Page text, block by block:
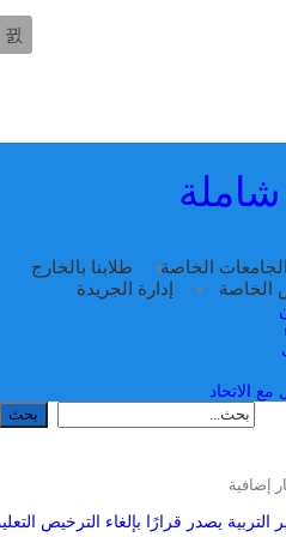
شاملة
الجامعات الخاصة
طلابنا بالخارج
الخاصة
مع الاتحاد
إدارة الجريدة
إضافية
التربية يصدر قرارًا بإلغاء الترخيص